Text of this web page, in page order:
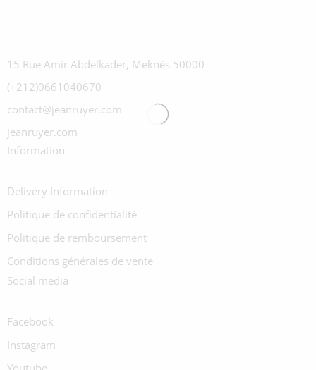
15 Rue Amir Abdelkader, Meknès 50000
(+212)0661040670
contact@jeanruyer.com
jeanruyer.com
Information
Delivery Information
Politique de confidentialité
Politique de remboursement
Conditions générales de vente
Social media
Facebook
Instagram